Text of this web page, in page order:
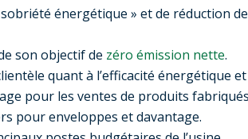
énergétique » et de réduction
son objectif de zéro émission nette.
quant à l’efficacité énergétique
pour les ventes de produits
pour enveloppes et davantage.